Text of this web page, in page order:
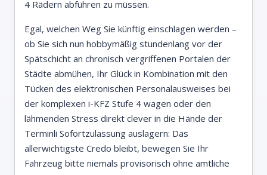
4 Rädern abführen zu müssen.
Egal, welchen Weg Sie künftig einschlagen werden –
ob Sie sich nun hobbymäßig stundenlang vor der
Spätschicht an chronisch vergriffenen Portalen der
Städte abmühen, Ihr Glück in Kombination mit den
Tücken des elektronischen Personalausweises bei
der komplexen i-KFZ Stufe 4 wagen oder den
lähmenden Stress direkt clever in die Hände der
Terminli Sofortzulassung auslagern: Das
allerwichtigste Credo bleibt, bewegen Sie Ihr
Fahrzeug bitte niemals provisorisch ohne amtliche